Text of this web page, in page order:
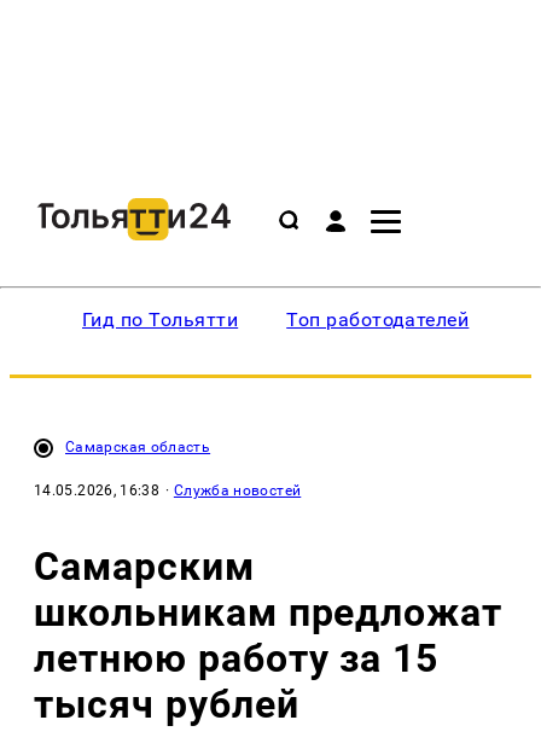
Гид по Тольятти Топ работодателей
Самарская область
14.05.2026, 16:38 · Служба новостей
Самарским
школьникам предложат
летнюю работу за 15
тысяч рублей